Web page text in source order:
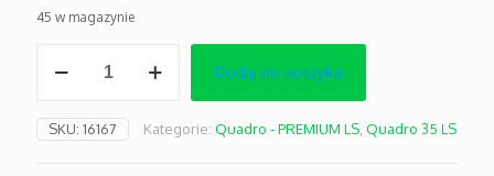
45 w magazynie
Quadro
35
czerwony
Dodaj do koszyka
SKU: 16167 Kategorie: Quadro - PREMIUM LS Quadro 35 LS